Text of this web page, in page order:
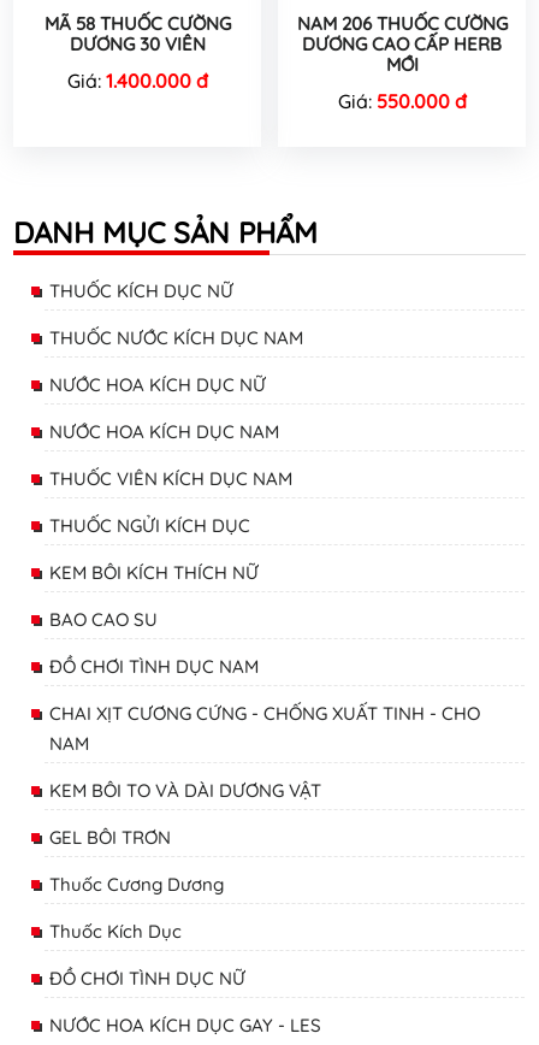
MÃ 58 THUỐC CƯỜNG
DƯƠNG 30 VIÊN
Giá: 1.400.000 đ
NAM 206 THUỐC CƯỜNG
DƯƠNG CAO CẤP HERB
MỚI
Giá: 550.000 đ
DANH MỤC SẢN PHẨM
THUỐC KÍCH DỤC NỮ
THUỐC NƯỚC KÍCH DỤC NAM
NƯỚC HOA KÍCH DỤC NỮ
NƯỚC HOA KÍCH DỤC NAM
THUỐC VIÊN KÍCH DỤC NAM
THUỐC NGỬI KÍCH DỤC
KEM BÔI KÍCH THÍCH NỮ
BAO CAO SU
ĐỒ CHƠI TÌNH DỤC NAM
CHAI XỊT CƯƠNG CỨNG - CHỐNG XUẤT TINH - CHO
NAM
KEM BÔI TO VÀ DÀI DƯƠNG VẬT
GEL BÔI TRƠN
Thuốc Cương Dương
Thuốc Kích Dục
ĐỒ CHƠI TÌNH DỤC NỮ
NƯỚC HOA KÍCH DỤC GAY - LES